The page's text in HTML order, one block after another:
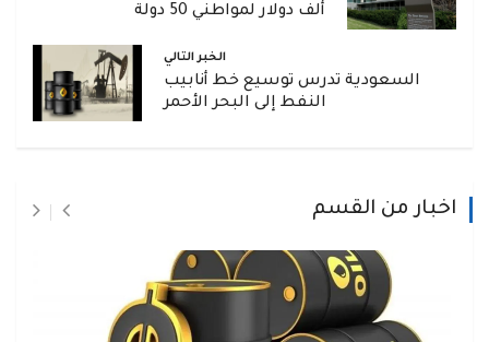
ألف دولار لمواطني 50 دولة
الخبر التالي
السعودية تدرس توسيع خط أنابيب
النفط إلى البحر الأحمر
اخبار من القسم